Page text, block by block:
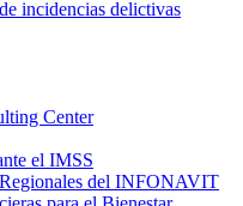
incidencias delictivas
Center
el IMSS
del INFONAVIT